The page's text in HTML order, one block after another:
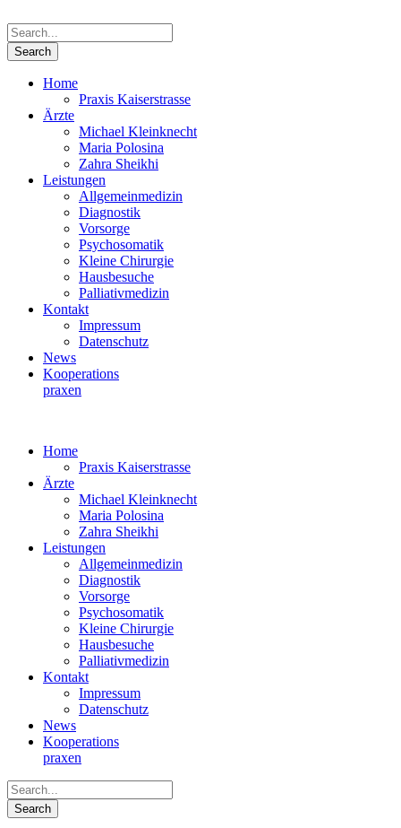
Home
Praxis Kaiserstrasse
Ärzte
Michael Kleinknecht
Maria Polosina
Zahra Sheikhi
Leistungen
Allgemeinmedizin
Diagnostik
Vorsorge
Psychosomatik
Kleine Chirurgie
Hausbesuche
Palliativmedizin
Kontakt
Impressum
Datenschutz
News
Kooperations­
praxen
Home
Praxis Kaiserstrasse
Ärzte
Michael Kleinknecht
Maria Polosina
Zahra Sheikhi
Leistungen
Allgemeinmedizin
Diagnostik
Vorsorge
Psychosomatik
Kleine Chirurgie
Hausbesuche
Palliativmedizin
Kontakt
Impressum
Datenschutz
News
Kooperations­
praxen